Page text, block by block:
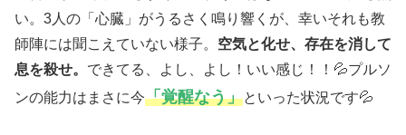
い。3人の「心臓」がうるさく鳴り響くが、幸いそれも教
師陣には聞こえていない様子。 空気と化せ、存在を消して
息を殺せ。 できてる、よし、よし！いい感じ！！💦プルソ
ンの能力はまさに今「覚醒なう」といった状況です💦